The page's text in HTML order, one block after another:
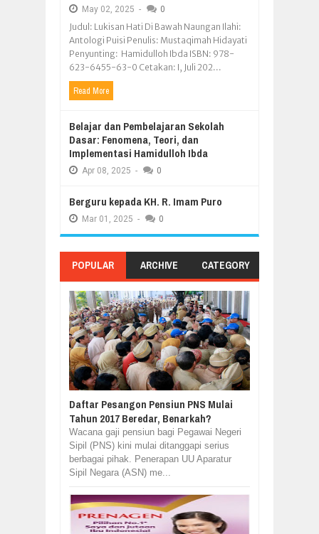
May 02, 2025 - 0
Judul: Lukisan Hati Di Bawah Naungan Ilahi:
Antologi Puisi Penulis: Mustaqimah Hidayati
Penyunting: Hamidulloh Ibda ISBN: 978-
623-6455-63-0 Cetakan: I, Juli 202...
Read More
Belajar dan Pembelajaran Sekolah
Dasar: Fenomena, Teori, dan
Implementasi Hamidulloh Ibda
Apr 08, 2025 - 0
Berguru kepada KH. R. Imam Puro
Mar 01, 2025 - 0
POPULAR ARCHIVE CATEGORY
Daftar Pesangon Pensiun PNS Mulai
Tahun 2017 Beredar, Benarkah?
Wacana gaji pensiun bagi Pegawai Negeri
Sipil (PNS) kini mulai ditanggapi serius
berbagai pihak. Penerapan UU Aparatur
Sipil Negara (ASN) me...